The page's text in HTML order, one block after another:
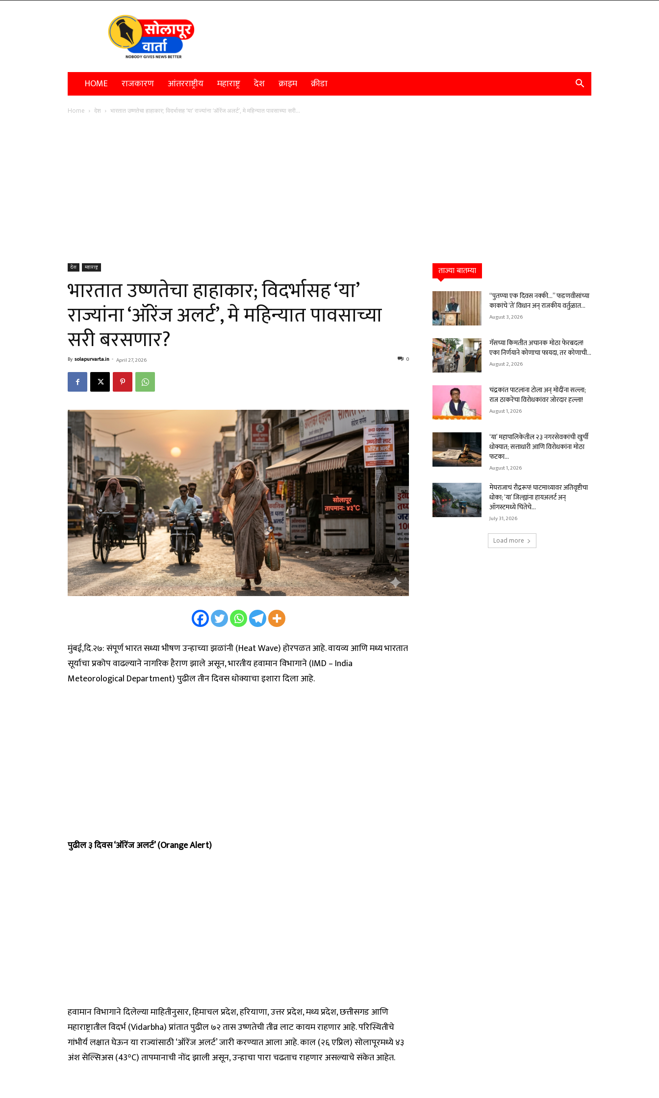
Solapur
Varta
HOME राजकारण आंतरराष्ट्रीय महाराष्ट्र देश क्राइम क्रीडा
Home देश भारतात उष्णतेचा हाहाकार; विदर्भासह ‘या’ राज्यांना ‘ऑरेंज अलर्ट’, मे महिन्यात पावसाच्या सरी...
देश महाराष्ट्र
भारतात उष्णतेचा हाहाकार; विदर्भासह ‘या’
राज्यांना ‘ऑरेंज अलर्ट’, मे महिन्यात पावसाच्या
सरी बरसणार?
By solapurvarta.in - April 27, 2026 0
मुंबई,दि.२७: संपूर्ण भारत सध्या भीषण उन्हाच्या झळांनी (Heat Wave) होरपळत आहे. वायव्य आणि मध्य भारतात
सूर्याचा प्रकोप वाढल्याने नागरिक हैराण झाले असून, भारतीय हवामान विभागाने (IMD – India
Meteorological Department) पुढील तीन दिवस धोक्याचा इशारा दिला आहे.
पुढील ३ दिवस ‘ऑरेंज अलर्ट’ (Orange Alert)
हवामान विभागाने दिलेल्या माहितीनुसार, हिमाचल प्रदेश, हरियाणा, उत्तर प्रदेश, मध्य प्रदेश, छत्तीसगड आणि
महाराष्ट्रातील विदर्भ (Vidarbha) प्रांतात पुढील ७२ तास उष्णतेची तीव्र लाट कायम राहणार आहे. परिस्थितीचे
गांभीर्य लक्षात घेऊन या राज्यांसाठी ‘ऑरेंज अलर्ट’ जारी करण्यात आला आहे. काल (२६ एप्रिल) सोलापूरमध्ये ४३
अंश सेल्सिअस (43°C) तापमानाची नोंद झाली असून, उन्हाचा पारा चढताच राहणार असल्याचे संकेत आहेत.
ताज्या बातम्या
“पुतण्या एक दिवस नक्की…” फडणवीसांच्या
काकांचे ‘ते’ विधान अन् राजकीय वर्तुळात...
August 3, 2026
गॅसच्या किमतीत अचानक मोठा फेरबदल!
एका निर्णयाने कोणाचा फायदा, तर कोणाची...
August 2, 2026
चंद्रकांत पाटलांना टोला अन् मोदींना सल्ला;
राज ठाकरेंचा विरोधकांवर जोरदार हल्ला!
August 1, 2026
‘या’ महापालिकेतील २३ नगरसेवकांची खुर्ची
धोक्यात; सत्ताधारी आणि विरोधकांना मोठा
फटका...
August 1, 2026
मेघराजाचं रौद्ररूप! घाटमाथ्यावर अतिवृष्टीचा
धोका; ‘या’ जिल्ह्यांना हायअलर्ट अन्
ऑगस्टमध्ये चिंतेचे...
July 31, 2026
Load more